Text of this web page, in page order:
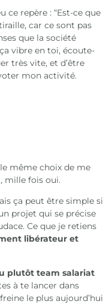
ce repère : “Est-ce que
car ce sont pas
que la société
vibre en toi, écoute-
très vite, et d’être
mon activité.
même choix de me
mille fois oui.
ça peut être simple si
projet qui se précise
Ce que je retiens
libérateur et
plutôt team salariat
à te lancer dans
le plus aujourd’hui